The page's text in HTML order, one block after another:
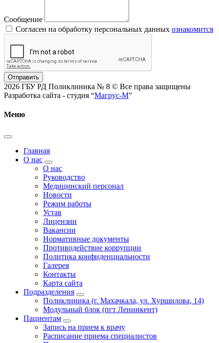
Сообщение
Согласен на обработку персональных данных ознакомится
Отправить
2026 ГБУ РД Поликлиника № 8 © Все права защищены
Разработка сайта - студия “Магрус-М”
Меню
Главная
О нас
О нас
Руководство
Медицинский персонал
Новости
Режим работы
Устав
Лицензии
Вакансии
Нормативные документы
Противодействие коррупции
Политика конфиденциальности
Галерея
Контакты
Карта сайта
Подразделения
Поликлиника (г. Махачкала, ул. Хуршилова, 14)
Модульный блок (пгт Ленинкент)
Пациентам
Запись на прием к врачу
Расписание приема специалистов